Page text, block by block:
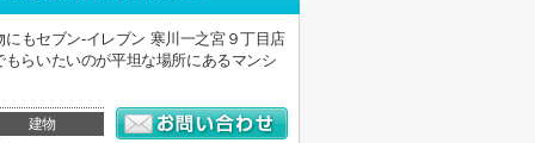
もセブン‐イレブン 寒川一之宮９丁目店
らいたいのが平坦な場所にあるマンシ
建物